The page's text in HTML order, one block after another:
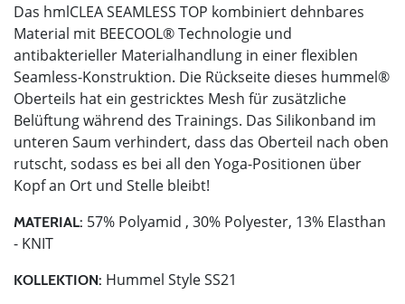
Das hmlCLEA SEAMLESS TOP kombiniert dehnbares
Material mit BEECOOL® Technologie und
antibakterieller Materialhandlung in einer flexiblen
Seamless-Konstruktion. Die Rückseite dieses hummel®
Oberteils hat ein gestricktes Mesh für zusätzliche
Belüftung während des Trainings. Das Silikonband im
unteren Saum verhindert, dass das Oberteil nach oben
rutscht, sodass es bei all den Yoga-Positionen über
Kopf an Ort und Stelle bleibt!
MATERIAL: 57% Polyamid , 30% Polyester, 13% Elasthan
- KNIT
KOLLEKTION: Hummel Style SS21